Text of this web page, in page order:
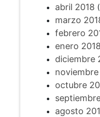
abril 2018
marzo
febrero
enero 2018
diciembre
noviembre
octubre
agosto